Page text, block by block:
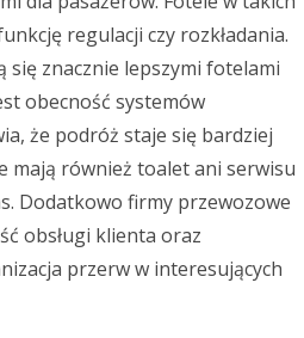
regulacji czy rozkładania.
znacznie lepszymi fotelami
obecność systemów
że podróż staje się bardziej
mają również toalet ani serwisu
Dodatkowo firmy przewozowe
obsługi klienta oraz
przerw w interesujących